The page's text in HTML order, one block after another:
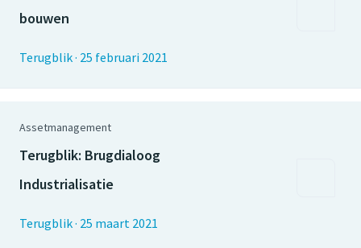
bouwen
Terugblik· 25 februari 2021
Assetmanagement
Terugblik: Brugdialoog
Industrialisatie
Terugblik· 25 maart 2021